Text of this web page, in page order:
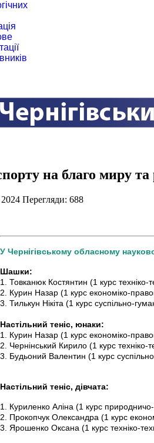
на благо миру та
2024 Перегляди: 688
У Чернігівському обласному
Шашки:
1. Товканюк Костянтин (1 курс техніко-
2. Курин Назар (1 курс економіко-
3. Тилькун Нікіта (1 курс суспільно-
Настільний теніс, юнаки:
1. Курин Назар (1 курс економіко-
2. Чернінський Кирило (1 курс техніко-
3. Будьоний Валентин (1 курс
Настільний теніс, дівчата:
1. Куриленко Аліна (1 курс
2. Прокопчук Олександра (1 курс
3. Ярошенко Оксана (1 курс техніко-